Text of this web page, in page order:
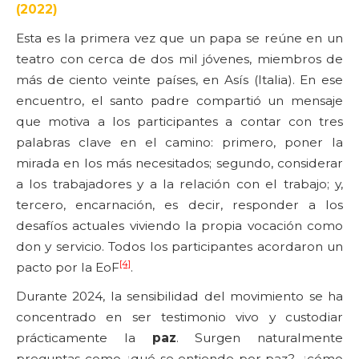
(2022)
Esta es la primera vez que un papa se reúne en un
teatro con cerca de dos mil jóvenes, miembros de
más de ciento veinte países, en Asís (Italia). En ese
encuentro, el santo padre compartió un mensaje
que motiva a los participantes a contar con tres
palabras clave en el camino: primero, poner la
mirada en los más necesitados; segundo, considerar
a los trabajadores y a la relación con el trabajo; y,
tercero, encarnación, es decir, responder a los
desafíos actuales viviendo la propia vocación como
don y servicio. Todos los participantes acordaron un
pacto por la EoF[4].
Durante 2024, la sensibilidad del movimiento se ha
concentrado en ser testimonio vivo y custodiar
prácticamente la paz. Surgen naturalmente